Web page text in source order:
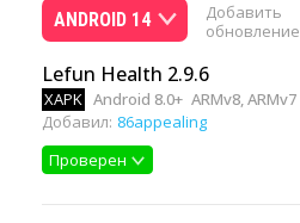
ANDROID 14
Добавить
обновление
Lefun Health 2.9.6
XAPK Android 8.0+ ARMv8, ARMv7
Добавил: 86appealing
Проверен